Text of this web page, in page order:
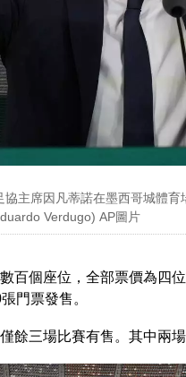
主席因凡蒂諾在墨西哥城體
Verdugo) AP圖片
百個座位，全部票價為四
門票發售。
餘三場比賽有售。其中兩